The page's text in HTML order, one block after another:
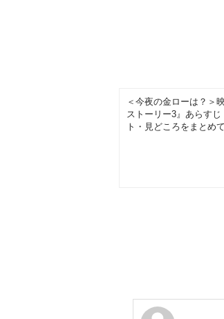
＜今夜の金ローは？＞
ストーリー3』あらすじ
ト・見どころをまとめ